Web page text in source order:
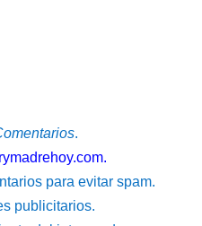
.
para evitar spam.
publicitarios.